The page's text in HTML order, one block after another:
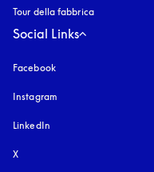
Tour della fabbrica
Social Links
Facebook
Instagram
LinkedIn
X